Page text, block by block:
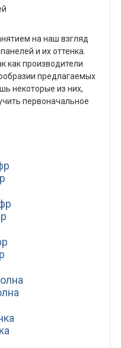
на наш взгляд
и их оттенка.
как производители
предлагаемых
некоторые из них,
первоначальное